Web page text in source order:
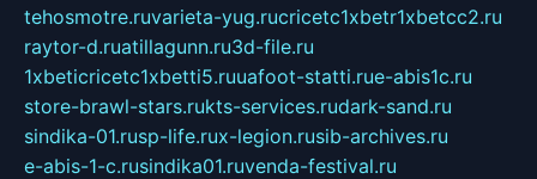
tehosmotre.ruvarieta-yug.rucricetc1xbetr1xbetcc2.ru
raytor-d.ruatillagunn.ru3d-file.ru
1xbeticricetc1xbetti5.ruuafoot-statti.rue-abis1c.ru
store-brawl-stars.rukts-services.rudark-sand.ru
sindika-01.rusp-life.rux-legion.rusib-archives.ru
e-abis-1-c.rusindika01.ruvenda-festival.ru